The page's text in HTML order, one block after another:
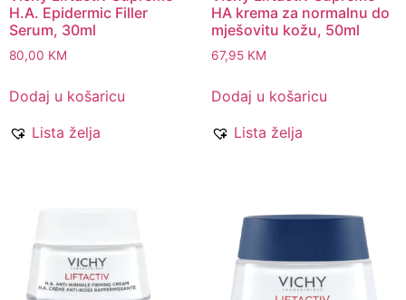
H.A. Epidermic Filler
Serum, 30ml
80,00 KM
Dodaj u košaricu
Lista želja
HA krema za normalnu do
mješovitu kožu, 50ml
67,95 KM
Dodaj u košaricu
Lista želja